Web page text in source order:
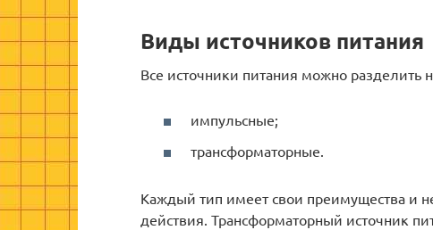
Виды источников питания
Все источники питания можно разделить
импульсные;
трансформаторные.
Каждый тип имеет свои преимущества и
действия. Трансформаторный источник